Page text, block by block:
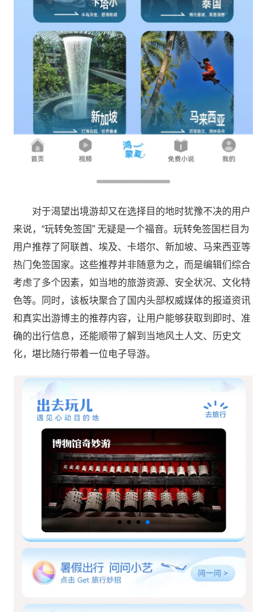
对于渴望出境游却又在选择目的地时犹豫不决的用户
来说，“玩转免签国” 无疑是一个福音。玩转免签国栏目为
用户推荐了阿联酋、埃及、卡塔尔、新加坡、马来西亚等
热门免签国家。这些推荐并非随意为之，而是编辑们综合
考虑了多个因素，如当地的旅游资源、安全状况、文化特
色等。同时，该板块聚合了国内头部权威媒体的报道资讯
和真实出游博主的推荐内容，让用户能够获取到即时、准
确的出行信息，还能顺带了解到当地风土人文、历史文
化，堪比随行带着一位电子导游。​